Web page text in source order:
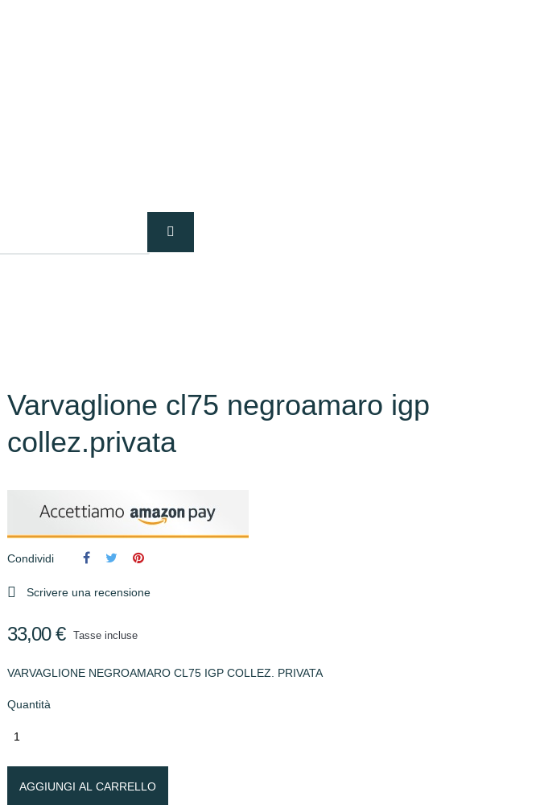
Varvaglione cl75 negroamaro igp
collez.privata
Condividi
 Scrivere una recensione
33,00 € Tasse incluse
VARVAGLIONE NEGROAMARO CL75 IGP COLLEZ. PRIVATA
Quantità
AGGIUNGI AL CARRELLO